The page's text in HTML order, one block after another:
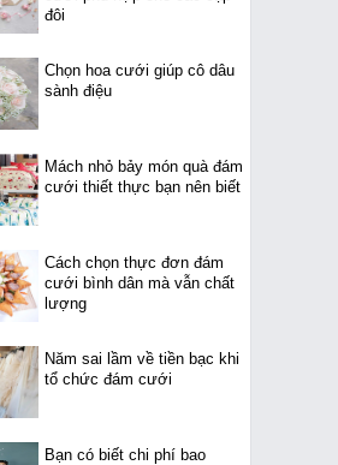
đôi
Chọn hoa cưới giúp cô dâu
sành điệu
Mách nhỏ bảy món quà đám
cưới thiết thực bạn nên biết
Cách chọn thực đơn đám
cưới bình dân mà vẫn chất
lượng
Năm sai lầm về tiền bạc khi
tổ chức đám cưới
Bạn có biết chi phí bao